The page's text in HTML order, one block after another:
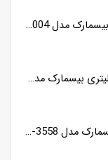
میوه خشک کن 5 طبقه بیسمارک مدل BM3004
سرخ کن بدون روغن 8 لیتری بیسمارک مدل BM3570
سرخ کن بدون روغن بیسمارک مدل BM-3558